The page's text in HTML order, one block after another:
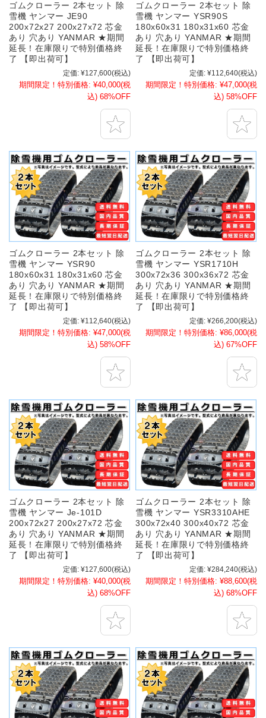
ゴムクローラー 2本セット 除
雪機 ヤンマー JE90
200x72x27 200x27x72 芯金
あり 穴あり YANMAR ★期間
延長！在庫限りで特別価格終
了 【即出荷可】
定価: ¥127,600(税込)
期間限定！特別価格: ¥40,000(税
込) 68%OFF
ゴムクローラー 2本セット 除
雪機 ヤンマー YSR90S
180x60x31 180x31x60 芯金
あり 穴あり YANMAR ★期間
延長！在庫限りで特別価格終
了 【即出荷可】
定価: ¥112,640(税込)
期間限定！特別価格: ¥47,000(税
込) 58%OFF
ゴムクローラー 2本セット 除
雪機 ヤンマー YSR90
180x60x31 180x31x60 芯金
あり 穴あり YANMAR ★期間
延長！在庫限りで特別価格終
了 【即出荷可】
定価: ¥112,640(税込)
期間限定！特別価格: ¥47,000(税
込) 58%OFF
ゴムクローラー 2本セット 除
雪機 ヤンマー YSR1710H
300x72x36 300x36x72 芯金
あり 穴あり YANMAR ★期間
延長！在庫限りで特別価格終
了 【即出荷可】
定価: ¥266,200(税込)
期間限定！特別価格: ¥86,000(税
込) 67%OFF
ゴムクローラー 2本セット 除
雪機 ヤンマー Je-101D
200x72x27 200x27x72 芯金
あり 穴あり YANMAR ★期間
延長！在庫限りで特別価格終
了 【即出荷可】
定価: ¥127,600(税込)
期間限定！特別価格: ¥40,000(税
込) 68%OFF
ゴムクローラー 2本セット 除
雪機 ヤンマー YSR3310AHE
300x72x40 300x40x72 芯金
あり 穴あり YANMAR ★期間
延長！在庫限りで特別価格終
了 【即出荷可】
定価: ¥284,240(税込)
期間限定！特別価格: ¥88,600(税
込) 68%OFF